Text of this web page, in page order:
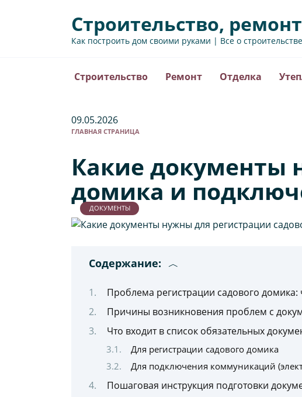
Строительство,
Как построить дом своими руками | Все о
Строительство Ремонт Отделка
09.05.2026
ГЛАВНАЯ СТРАНИЦА
Какие документы
домика и
ДОКУМЕНТЫ
Содержание:
Проблема регистрации садового домика:
Причины возникновения проблем с
Что входит в список обязательных
Для регистрации садового домика
Для подключения коммуникаций
Пошаговая инструкция подготовки